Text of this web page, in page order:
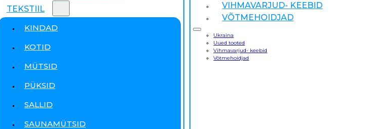
TEKSTIIL
KINDAD
KOTID
MÜTSID
PÜKSID
SALLID
SAUNAMÜTSID
VIHMAVARJUD- KEEBID
VÕTMEHOIDJAD
Ukraina
Uued tooted
Vihmavarjud- keebid
Võtmehoidjad